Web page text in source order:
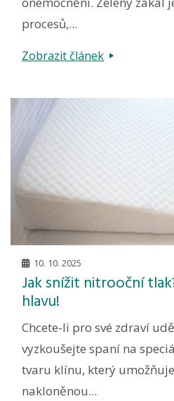
procesů,...
Zobrazit článek
10. 10. 2025
Jak snížit nitrooční
hlavu!
Chcete-li pro své zdraví
vyzkoušejte spaní na
tvaru klínu, který
nakloněnou...